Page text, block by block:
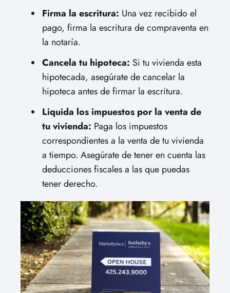
Firma la escritura: Una vez recibido el
pago, firma la escritura de compraventa en
la notaría.
Cancela tu hipoteca: Si tu vivienda esta
hipotecada, asegúrate de cancelar la
hipoteca antes de firmar la escritura.
Liquida los impuestos por la venta de
tu vivienda: Paga los impuestos
correspondientes a la venta de tu vivienda
a tiempo. Asegúrate de tener en cuenta las
deducciones fiscales a las que puedas
tener derecho.